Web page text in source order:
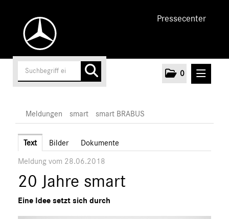
Pressecenter
0
Unternehmen
Cars
AMG
Meldungen smart smart BRABUS
Text Bilder Dokumente
Meldung vom 28.06.2018
20 Jahre smart
Eine Idee setzt sich durch